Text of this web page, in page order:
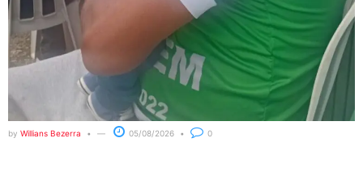
by Willians Bezerra 05/08/2026 0